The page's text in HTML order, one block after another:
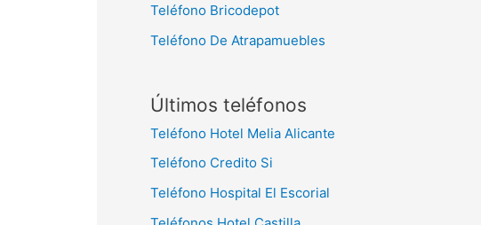
Teléfono Bricodepot
Teléfono De Atrapamuebles
Últimos teléfonos
Teléfono Hotel Melia Alicante
Teléfono Credito Si
Teléfono Hospital El Escorial